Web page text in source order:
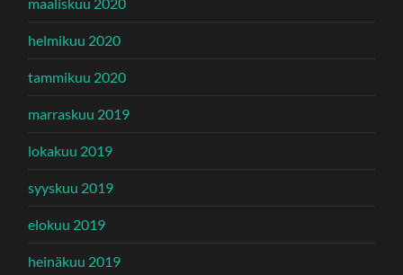
helmikuu 2020
tammikuu 2020
marraskuu 2019
lokakuu 2019
syyskuu 2019
elokuu 2019
heinäkuu 2019